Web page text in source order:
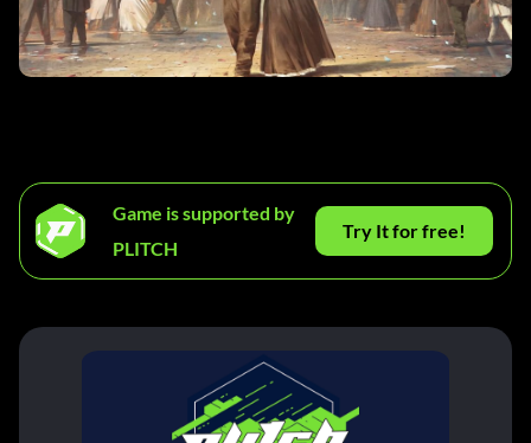
Game is supported by
PLITCH
Try It for free!